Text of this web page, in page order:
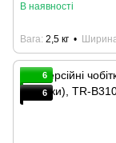
В наявності
Вага 2,5 кг
6
6